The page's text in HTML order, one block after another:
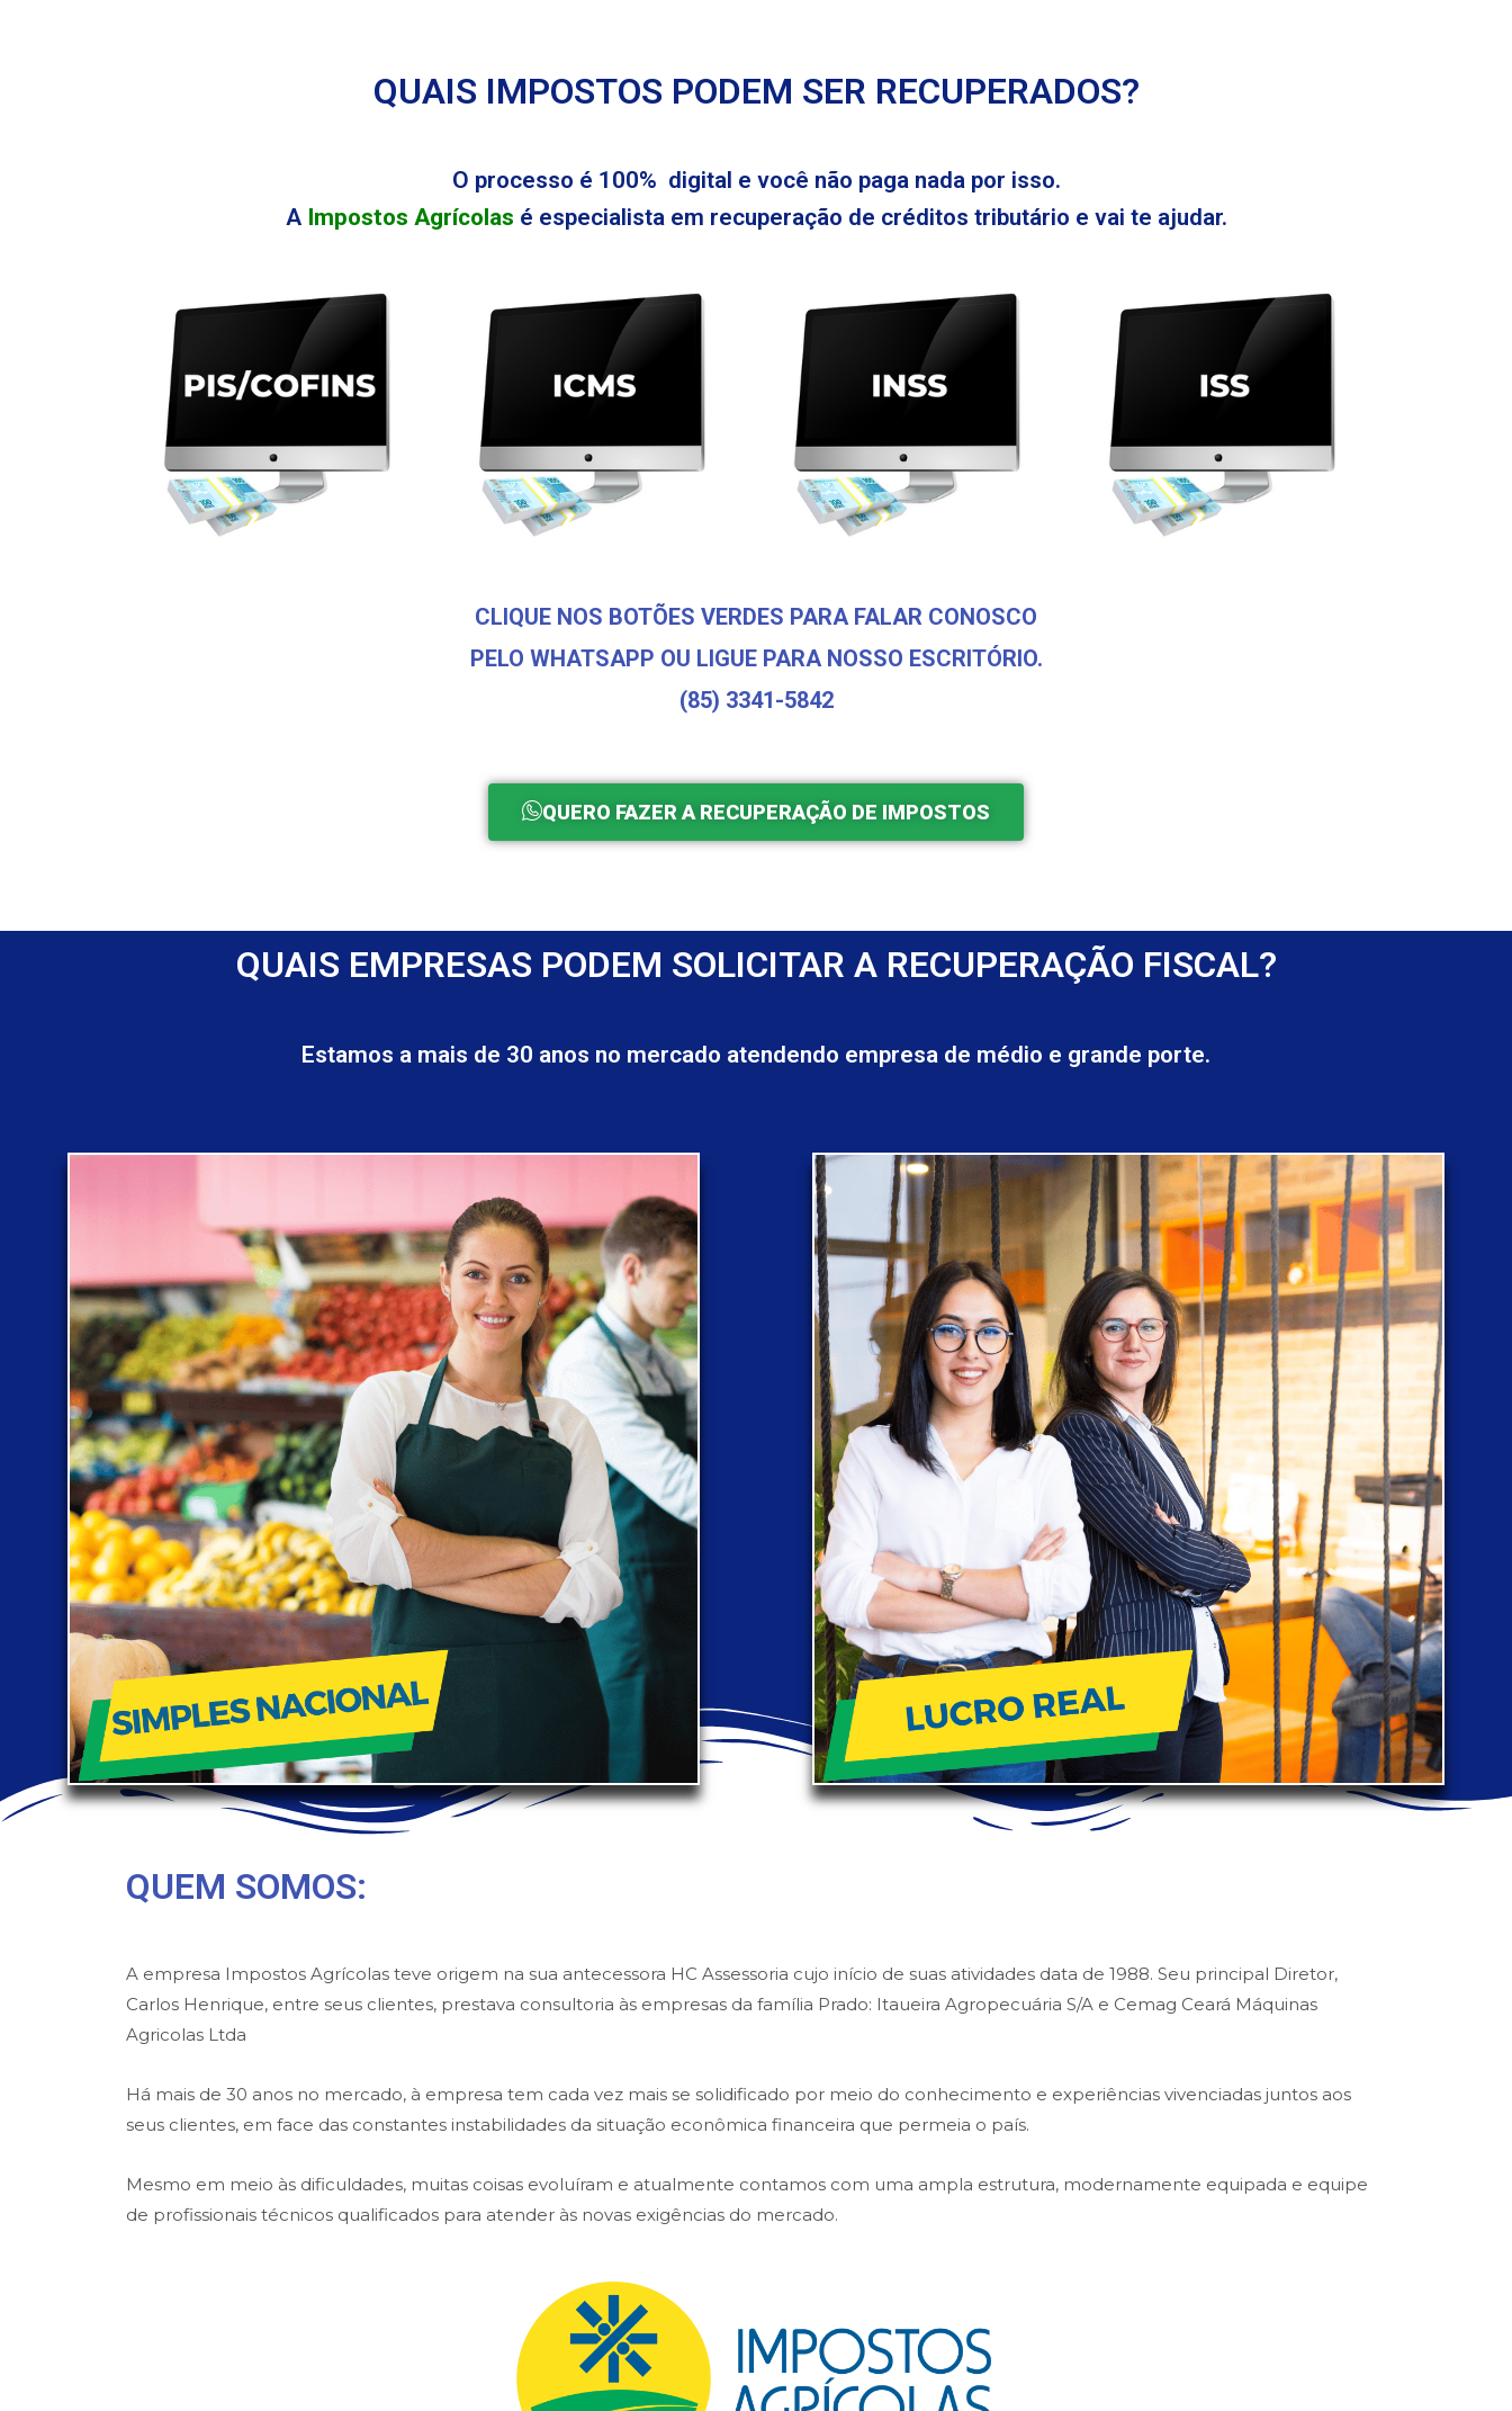
QUAIS IMPOSTOS PODEM SER RECUPERADOS?
O processo é 100% digital e você não paga nada por isso.
A Impostos Agrícolas é especialista em recuperação de créditos tributário e vai te ajudar.
CLIQUE NOS BOTÕES VERDES PARA FALAR CONOSCO
PELO WHATSAPP OU LIGUE PARA NOSSO ESCRITÓRIO.
(85) 3341-5842
QUERO FAZER A RECUPERAÇÃO DE IMPOSTOS
QUAIS EMPRESAS PODEM SOLICITAR A RECUPERAÇÃO FISCAL?
Estamos a mais de 30 anos no mercado atendendo empresa de médio e grande porte.
QUEM SOMOS:
A empresa Impostos Agrícolas teve origem na sua antecessora HC Assessoria cujo início de suas atividades data de 1988. Seu principal Diretor,
Carlos Henrique, entre seus clientes, prestava consultoria às empresas da família Prado: Itaueira Agropecuária S/A e Cemag Ceará Máquinas
Agricolas Ltda
Há mais de 30 anos no mercado, à empresa tem cada vez mais se solidificado por meio do conhecimento e experiências vivenciadas juntos aos
seus clientes, em face das constantes instabilidades da situação econômica financeira que permeia o país.
Mesmo em meio às dificuldades, muitas coisas evoluíram e atualmente contamos com uma ampla estrutura, modernamente equipada e equipe
de profissionais técnicos qualificados para atender às novas exigências do mercado.